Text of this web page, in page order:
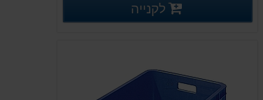
פרטים נוספים
לקנייה